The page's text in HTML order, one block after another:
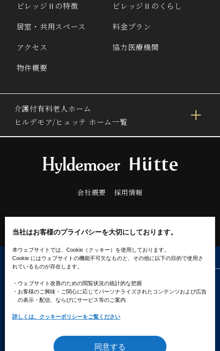
当社はお客様のプライバシーを大切にしております。
本ウェブサイトでは、Cookie（クッキー）を使用しております。
Cookie にはウェブサイトの機能不可欠なものと、その他に以下の目的で使用さ
れているものが存在します。
・ウェブサイト改善のための閲覧状況の統計的な把握
・お客様のご興味・ご関心に応じてパーソナライズされたコンテンツおよび広告
の表示・配信、ならびにサービス等のご案内
詳しくは、クッキーポリシーをご覧ください
同意する
ビレッジⅡの特徴
ビレッジⅡのくらし
居室・共用スペース
料金プラン
アクセス
協力医療機関
物件概要
介護付有料老人ホーム
ヒルデモア/ヒュッテ ホーム一覧
会社概要 採用情報
プライバシーポリシー
ソーシャルメディアポリシー
クッキーポリシー